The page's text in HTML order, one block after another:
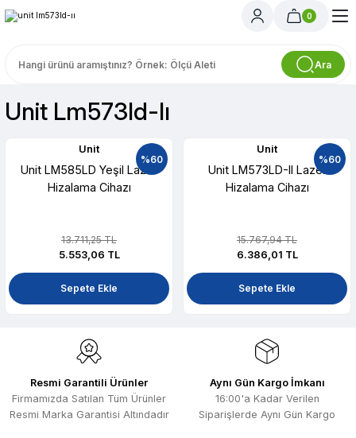
Ara
0
Unit Lm573ld-Iı
%60
Unit
Unit LM585LD Yeşil Lazer
Hizalama Cihazı
13.711,25 TL
5.553,06 TL
Sepete Ekle
%60
Unit
Unit LM573LD-II Lazer
Hizalama Cihazı
15.767,94 TL
6.386,01 TL
Sepete Ekle
Resmi Garantili Ürünler
Firmamızda Satılan Tüm Ürünler
Resmi Marka Garantisi Altındadır
Aynı Gün Kargo İmkanı
16:00'a Kadar Verilen
Siparişlerde Aynı Gün Kargo